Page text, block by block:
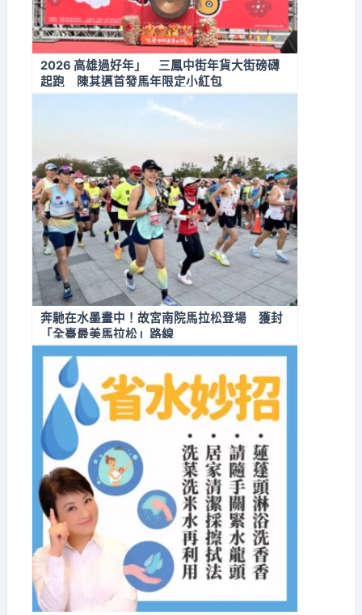
2026 高雄過好年」 三鳳中街年貨大街磅礴
起跑 陳其邁首發馬年限定小紅包
奔馳在水墨畫中！故宮南院馬拉松登場 獲封
「全臺最美馬拉松」路線